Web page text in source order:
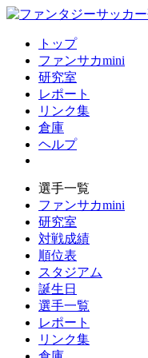
トップ
ファンサカmini
研究室
レポート
リンク集
倉庫
ヘルプ
選手一覧
ファンサカmini
研究室
対戦成績
順位表
スタジアム
誕生日
選手一覧
レポート
リンク集